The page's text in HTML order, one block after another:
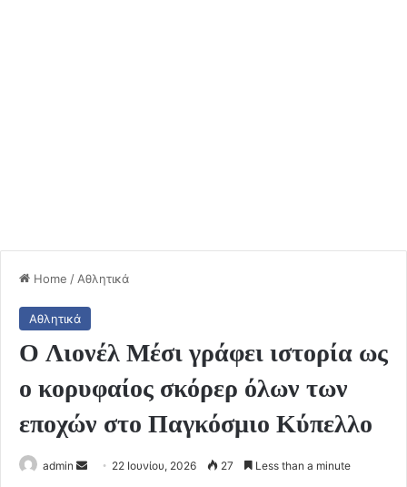
Home / Αθλητικά
Αθλητικά
Ο Λιονέλ Μέσι γράφει ιστορία ως
ο κορυφαίος σκόρερ όλων των
εποχών στο Παγκόσμιο Κύπελλο
admin
Send 22 Ιουνίου, 2026 27 Less than a minute